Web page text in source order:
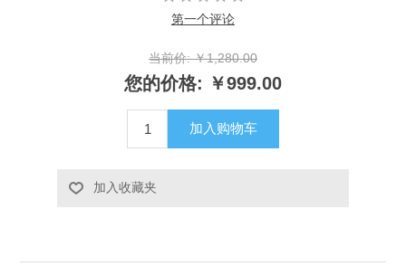
第一个评论
当前价: ￥1,280.00
您的价格: ￥999.00
加入购物车
加入收藏夹